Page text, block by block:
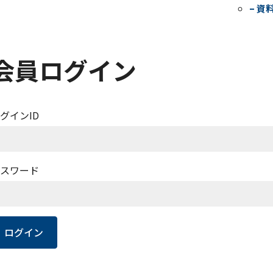
– 資
員ログイン
インID
ワード
ログイン